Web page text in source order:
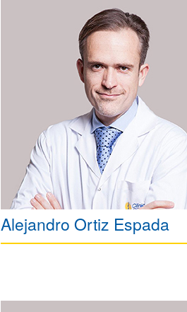
Alejandro Ortiz Espada